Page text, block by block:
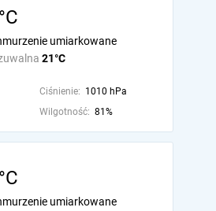
21°C
umiarkowane
Ciśnienie: 1010 hPa
Wilgotność: 81%
umiarkowane